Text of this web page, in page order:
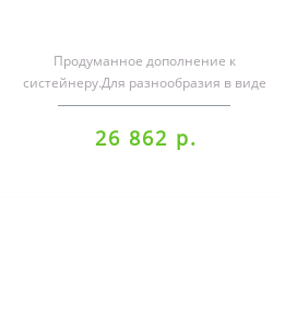
Продуманное дополнение к
систейнеру.Для разнообразия в виде
выдвижных ящиков, в которых
можно хранит..
26 862 р.